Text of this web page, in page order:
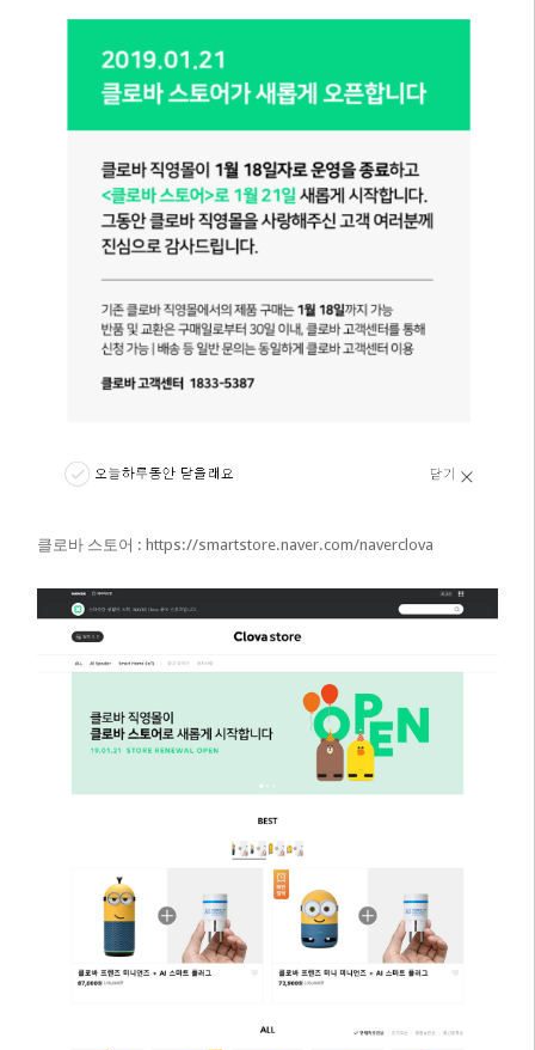
클로바 스토어 : https://smartstore.naver.com/naverclova